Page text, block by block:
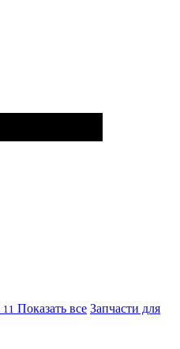
11 Показать все Запчасти для